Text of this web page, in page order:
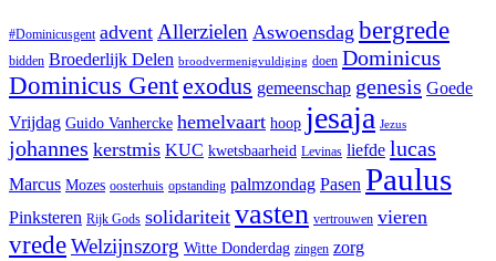
#Dominicusgent advent Allerzielen Aswoensdag bergrede
bidden Broederlijk Delen broodvermenigvuldiging doen Dominicus
Dominicus Gentexodus gemeenschap genesis Goede
Vrijdag Guido Vanhercke hemelvaart hoop jesaja Jezus
johannes kerstmis KUC kwetsbaarheid Levinas liefde lucas
Marcus Mozes oosterhuis opstanding palmzondag Pasen Paulus
Pinksteren Rijk Gods solidariteit vasten vertrouwen vieren
vredeWelzijnszorg Witte Donderdag zingen zorg